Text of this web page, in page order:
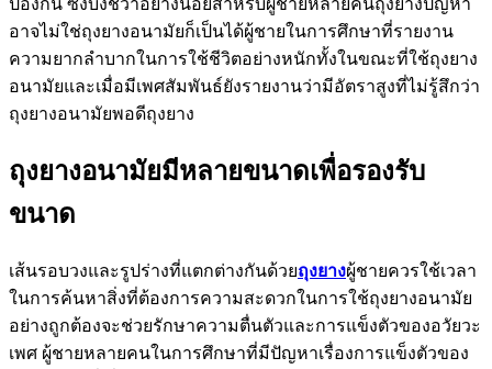
อาจไม่ใช่ถุงยางอนามัยก็เป็นได้ผู้ชายในการศึกษาที่รายงาน
ความยากลำบากในการใช้ชีวิตอย่างหนักทั้งในขณะที่ใช้ถุงยาง
อนามัยและเมื่อมีเพศสัมพันธ์ยังรายงานว่ามีอัตราสูงที่ไม่รู้สึกว่า
ถุงยางอนามัยพอดีถุงยาง
ถุงยางอนามัยมีหลายขนาดเพื่อรองรับ
ขนาด
เส้นรอบวงและรูปร่างที่แตกต่างกันด้วยถุงยางผู้ชายควรใช้เวลา
ในการค้นหาสิ่งที่ต้องการความสะดวกในการใช้ถุงยางอนามัย
อย่างถูกต้องจะช่วยรักษาความตื่นตัวและการแข็งตัวของอวัยวะ
เพศ ผู้ชายหลายคนในการศึกษาที่มีปัญหาเรื่องการแข็งตัวของ